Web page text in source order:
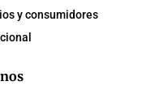
y consumidores